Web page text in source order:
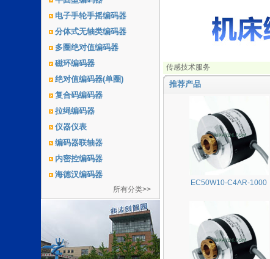
电子手轮手摇编码器
分体式无轴类编码器
多圈绝对值编码器
磁环编码器
绝对值编码器(单圈)
复合码编码器
拉绳编码器
仪器仪表
编码器联轴器
内密控编码器
海德汉编码器
所有分类>>
传感技术服务
推荐产品
EC50W10-C4AR-1000